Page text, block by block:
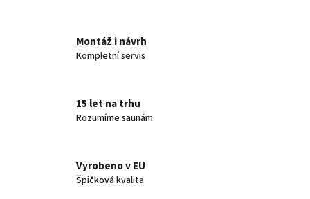
Montáž i návrh
Kompletní servis
15 let na trhu
Rozumíme saunám
Vyrobeno v EU
Špičková kvalita